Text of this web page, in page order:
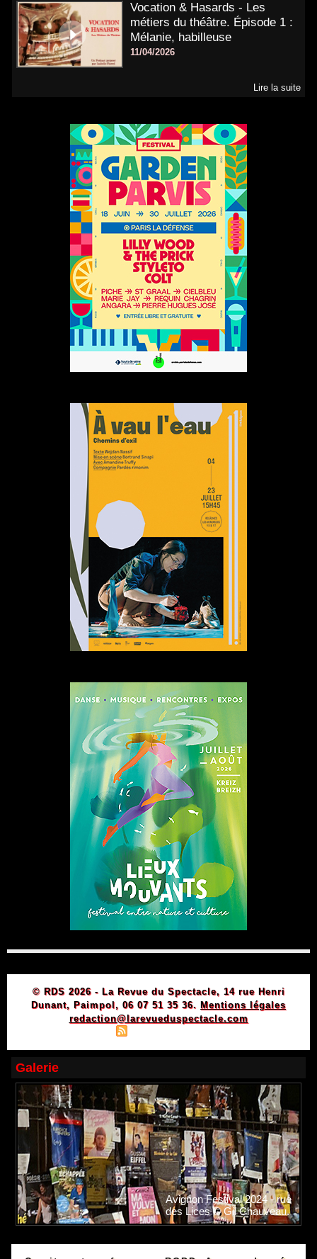
Vocation & Hasards - Les
métiers du théâtre. Épisode 1 :
Mélanie, habilleuse
11/04/2026
Lire la suite
© RDS 2026 - La Revue du Spectacle, 14 rue Henri
Dunant, Paimpol, 06 07 51 35 36. Mentions légales
redaction@larevueduspectacle.com
Galerie
Avignon Festival 2024 - rue
des Lices © Gil Chauveau.